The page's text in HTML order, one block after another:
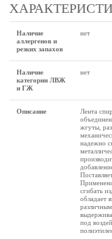
Наличие
аллергенов и
резких запахов
нет
Наличие
категории ЛВЖ
и ГЖ
нет
Описание
Лента
жгуты,
надежно
сгибать
обладает
под